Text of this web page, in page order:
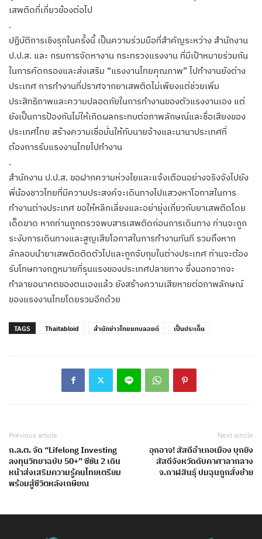
เสพติดที่เกี่ยวข้องต่อไป
.
ปฏิบัติการเชิงรุกในครั้งนี้ เป็นความร่วมมือที่สำคัญระหว่าง สำนักงาน
ป.ป.ส. และ กรมการจัดหางาน กระทรวงแรงงาน ที่มีเป้าหมายร่วมกัน
ในการคัดกรองและส่งเสริม “แรงงานไทยคุณภาพ” ไปทำงานยังต่าง
ประเทศ การทำงานที่ปราศจากยาเสพติดไม่เพียงแต่ช่วยเพิ่ม
ประสิทธิภาพและความปลอดภัยในการทำงานของตัวแรงงานเอง แต่
ยังเป็นการป้องกันไม่ให้เกิดผลกระทบต่อภาพลักษณ์และชื่อเสียงของ
ประเทศไทย สร้างความเชื่อมั่นให้กับนายจ้างและนานาประเทศที่
ต้องการรับแรงงานไทยไปทำงาน
.
สำนักงาน ป.ป.ส. ขอฝากความห่วงใยและแจ้งเตือนอย่างจริงจังไปยัง
พี่น้องชาวไทยที่มีความประสงค์จะเดินทางไปแสวงหาโอกาสในการ
ทำงานต่างประเทศ ขอให้หลีกเลี่ยงและอย่ายุ่งเกี่ยวกับยาเสพติดโดย
เด็ดขาด หากท่านถูกตรวจพบสารเสพติดก่อนการเดินทาง ท่านจะถูก
ระงับการเดินทางและสูญเสียโอกาสในการทำงานทันที รวมถึงหาก
ลักลอบนำยาเสพติดติดตัวไปและถูกจับกุมในต่างประเทศ ท่านจะต้อง
รับโทษทางกฎหมายที่รุนแรงของประเทศปลายทาง ซึ่งนอกจากจะ
ทำลายอนาคตของตนเองแล้ว ยังสร้างความเสียหายต่อภาพลักษณ์
ของแรงงานไทยโดยรวมอีกด้วย
TAGS Thaitabloid สำนักข่าวไทยแทบลอยด์ เป็นประเด็น
Previous article
ก.ล.ต. จัด “Lifelong Investing
ลงทุนวิทยาฉบับ 50+” ซีซัน 2 เดิน
หน้าส่งเสริมความรู้คนไทยเตรียม
พร้อมสู่ชีวิตหลังเกษียณ
Next article
อุกอาจ! สัสดีอำเภอเมือง บุกยิง
สัสดีจังหวัดดับคาศาลากลาง
จ.กาฬสินธุ์ ปมฉุนถูกสั่งย้าย